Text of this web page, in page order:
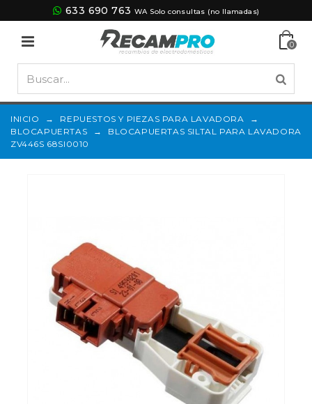
633 690 763 WA Solo consultas (no llamadas)
0
INICIO → REPUESTOS Y PIEZAS PARA LAVADORA
→
BLOCAPUERTAS
→
BLOCAPUERTAS SILTAL PARA LAVADORA
ZV446S 68SI0010